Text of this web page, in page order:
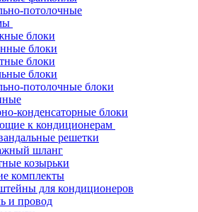
потолочные
блоки
блоки
блоки
блоки
потолочные блоки
конденсаторные блоки
к кондиционерам
решетки
шланг
козырьки
комплекты
для кондиционеров
и провод